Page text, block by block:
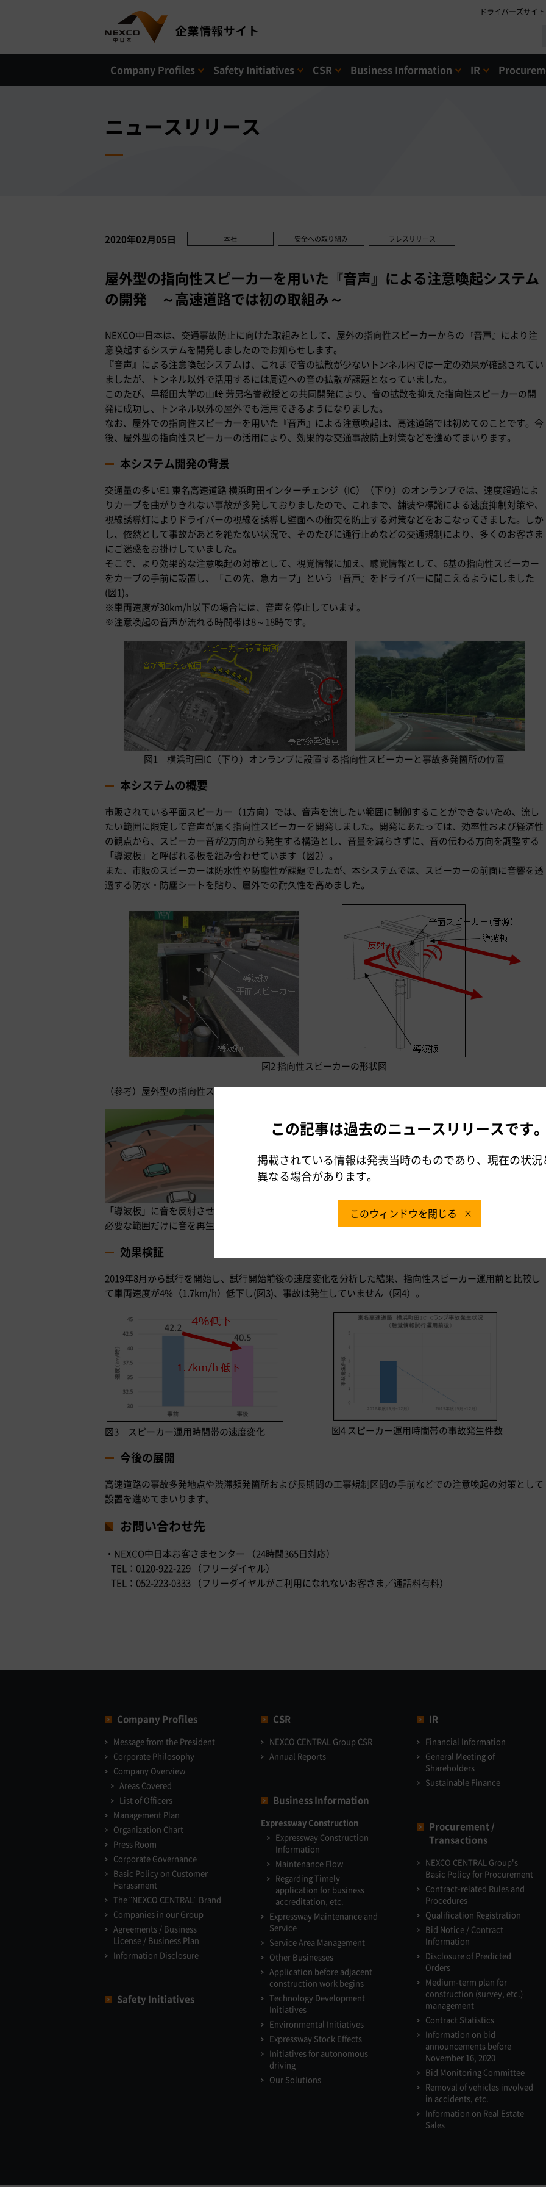
ドライバーズサイト
Company Profiles Safety Initiatives CSR Business Information IR
ニュースリリース
2020年02月05日 本社 安全への取り組み プレスリリース
屋外型の指向性スピーカーを用いた『音声』による注意喚起システム
の開発 ～高速道路では初の取組み～
NEXCO中日本は、交通事故防止に向けた取組みとして、屋外の指向性スピーカーからの『音声』により注
意喚起するシステムを開発しましたのでお知らせします。
『音声』による注意喚起システムは、これまで音の拡散が少ないトンネル内では一定の効果が確認されてい
ましたが、トンネル以外で活用するには周辺への音の拡散が課題となっていました。
このたび、早稲田大学の山﨑 芳男名誉教授との共同開発により、音の拡散を抑えた指向性スピーカーの開
発に成功し、トンネル以外の屋外でも活用できるようになりました。
なお、屋外での指向性スピーカーを用いた『音声』による注意喚起は、高速道路では初めてのことです。今
後、屋外型の指向性スピーカーの活用により、効果的な交通事故防止対策などを進めてまいります。
本システム開発の背景
交通量の多いE1 東名高速道路 横浜町田インターチェンジ（IC）（下り）のオンランプでは、速度超過によ
りカーブを曲がりきれない事故が多発しておりましたので、これまで、舗装や標識による速度抑制対策や、
視線誘導灯によりドライバーの視線を誘導し壁面への衝突を防止する対策などをおこなってきました。しか
し、依然として事故があとを絶たない状況で、そのたびに通行止めなどの交通規制により、多くのお客さま
にご迷惑をお掛けしていました。
そこで、より効果的な注意喚起の対策として、視覚情報に加え、聴覚情報として、6基の指向性スピーカー
をカーブの手前に設置し、「この先、急カーブ」という『音声』をドライバーに聞こえるようにしました
(図1)。
※車両速度が30km/h以下の場合には、音声を停止しています。
※注意喚起の音声が流れる時間帯は8～18時です。
図1 横浜町田IC（下り）オンランプに設置する指向性スピーカーと事故多発箇所の位置
本システムの概要
市販されている平面スピーカー（1方向）では、音声を流したい範囲に制御することができないため、流し
たい範囲に限定して音声が届く指向性スピーカーを開発しました。開発にあたっては、効率性および経済性
の観点から、スピーカー音が2方向から発生する構造とし、音量を減らさずに、音の伝わる方向を調整する
「導波板」と呼ばれる板を組み合わせています（図2）。
また、市販のスピーカーは防水性や防塵性が課題でしたが、本システムでは、スピーカーの前面に音響を透
過する防水・防塵シートを貼り、屋外での耐久性を高めました。
図2 指向性スピーカーの形状図
（参考）屋外型の指向性スピーカーとトンネル内の指向性スピーカーとの違い
「導波板」に音を反射させて音の拡散を抑え、
必要な範囲だけに音を再生する
音を発するタイミングを制御し、
トンネル内の音の反響を少なくする
効果検証
2019年8月から試行を開始し、試行開始前後の速度変化を分析した結果、指向性スピーカー運用前と比較し
て車両速度が4%（1.7km/h）低下し(図3)、事故は発生していません（図4）。
図3 スピーカー運用時間帯の速度変化 図4 スピーカー運用時間帯の事故発生件数
今後の展開
高速道路の事故多発地点や渋滞頻発箇所および長期間の工事規制区間の手前などでの注意喚起の対策として
設置を進めてまいります。
お問い合わせ先
・NEXCO中日本お客さまセンター （24時間365日対応）
TEL：0120-922-229 （フリーダイヤル）
TEL：052-223-0333 （フリーダイヤルがご利用になれないお客さま／通話料有料）
Company Profiles
Message from the President
Corporate Philosophy
Company Overview
Areas Covered
List of Officers
Management Plan
Organization Chart
Press Room
Corporate Governance
Basic Policy on Customer
Harassment
The "NEXCO CENTRAL" Brand
Companies in our Group
Agreements / Business
License / Business Plan
Information Disclosure
Safety Initiatives
CSR
NEXCO CENTRAL Group CSR
Annual Reports
Business Information
Expressway Construction
Expressway Construction
Information
Maintenance Flow
Regarding Timely
application for business
accreditation, etc.
Expressway Maintenance and
Service
Service Area Management
Other Businesses
Application before adjacent
construction work begins
Technology Development
Initiatives
Environmental Initiatives
Expressway Stock Effects
Initiatives for autonomous
driving
Our Solutions
IR
Financial Information
General Meeting of
Shareholders
Sustainable Finance
Procurement /
Transactions
NEXCO CENTRAL Group's
Basic Policy for Procurement
Contract-related Rules and
Procedures
Qualification Registration
Bid Notice / Contract
Information
Disclosure of Predicted
Orders
Medium-term plan for
construction (survey, etc.)
management
Contract Statistics
Information on bid
announcements before
November 16, 2020
Bid Monitoring Committee
Removal of vehicles involved
in accidents, etc.
Information on Real Estate
Sales
この記事は過去のニュースリリースです
掲載されている情報は発表当時のものであり、現在の状況
異なる場合があります。
このウィンドウを閉じる